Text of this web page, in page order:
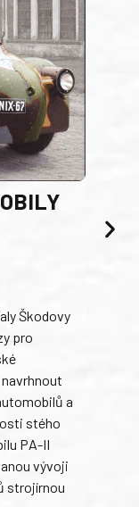
Škodovy
pro
a
stého
PA-II
vývoji
strojírnou